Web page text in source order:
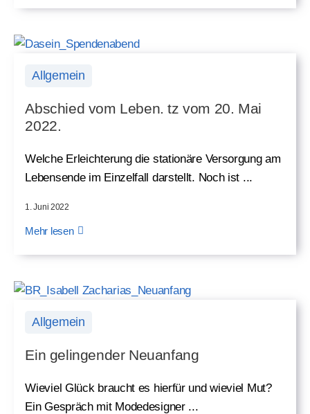
Allgemein
Abschied vom Leben. tz vom 20. Mai
2022.
Welche Erleichterung die stationäre Versorgung am
Lebensende im Einzelfall darstellt. Noch ist ...
1. Juni 2022
Mehr lesen
Allgemein
Ein gelingender Neuanfang
Wieviel Glück braucht es hierfür und wieviel Mut?
Ein Gespräch mit Modedesigner ...